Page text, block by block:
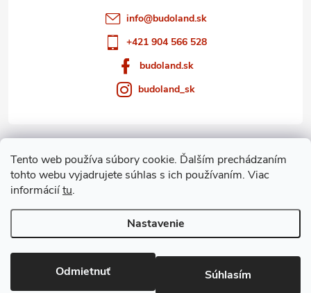
Tento web používa súbory cookie. Ďalším prechádzaním
tohto webu vyjadrujete súhlas s ich používaním. Viac
informáciítu.
Nastavenie
Odmietnuť Súhlasím
info@budoland.sk
+421 904 566 528
budoland.sk
budoland_sk
Informácie pre vás
Blog
budoland.sk. Všetky práva vyhradené.